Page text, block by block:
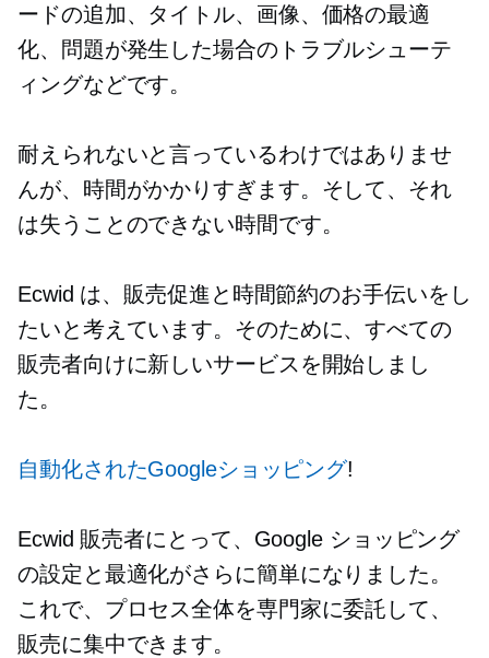
ードの追加、タイトル、画像、価格の最適
化、問題が発生した場合のトラブルシューテ
ィングなどです。
耐えられないと言っているわけではありませ
んが、時間がかかりすぎます。そして、それ
は失うことのできない時間です。
Ecwid は、販売促進と時間節約のお手伝いをし
たいと考えています。そのために、すべての
販売者向けに新しいサービスを開始しまし
た。
自動化されたGoogleショッピング!
Ecwid 販売者にとって、Google ショッピング
の設定と最適化がさらに簡単になりました。
これで、プロセス全体を専門家に委託して、
販売に集中できます。